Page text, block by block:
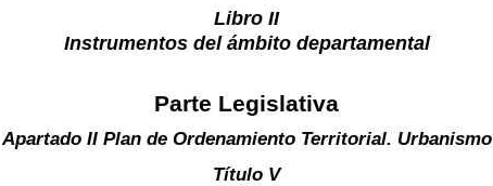
Libro II
Instrumentos del ámbito departamental
Parte Legislativa
Apartado II Plan de Ordenamiento Territorial. Urbanismo
Título V